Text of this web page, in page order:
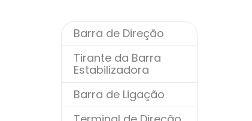
Barra de Direção
Tirante da Barra
Estabilizadora
Barra de Ligação